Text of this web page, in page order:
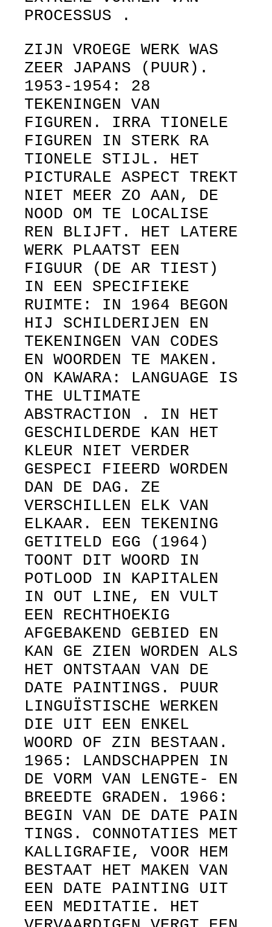
PROCESSUS .
ZIJN VROEGE WERK WAS
ZEER JAPANS (PUUR).
1953-1954: 28
TEKENINGEN VAN
FIGUREN. IRRA TIONELE
FIGUREN IN STERK RA
TIONELE STIJL. HET
PICTURALE ASPECT TREKT
NIET MEER ZO AAN, DE
NOOD OM TE LOCALISE
REN BLIJFT. HET LATERE
WERK PLAATST EEN
FIGUUR (DE AR TIEST)
IN EEN SPECIFIEKE
RUIMTE: IN 1964 BEGON
HIJ SCHILDERIJEN EN
TEKENINGEN VAN CODES
EN WOORDEN TE MAKEN.
ON KAWARA: LANGUAGE IS
THE ULTIMATE
ABSTRACTION . IN HET
GESCHILDERDE KAN HET
KLEUR NIET VERDER
GESPECI FIEERD WORDEN
DAN DE DAG. ZE
VERSCHILLEN ELK VAN
ELKAAR. EEN TEKENING
GETITELD EGG (1964)
TOONT DIT WOORD IN
POTLOOD IN KAPITALEN
IN OUT LINE, EN VULT
EEN RECHTHOEKIG
AFGEBAKEND GEBIED EN
KAN GE ZIEN WORDEN ALS
HET ONTSTAAN VAN DE
DATE PAINTINGS. PUUR
LINGUÏSTISCHE WERKEN
DIE UIT EEN ENKEL
WOORD OF ZIN BESTAAN.
1965: LANDSCHAPPEN IN
DE VORM VAN LENGTE- EN
BREEDTE GRADEN. 1966:
BEGIN VAN DE DATE PAIN
TINGS. CONNOTATIES MET
KALLIGRAFIE, VOOR HEM
BESTAAT HET MAKEN VAN
EEN DATE PAINTING UIT
EEN MEDITATIE. HET